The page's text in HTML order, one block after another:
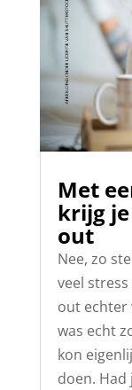
Met
krijg
out
Nee, zo
veel
out echter
was echt
kon
doen. Had